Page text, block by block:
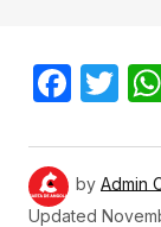
by Admin
Updated